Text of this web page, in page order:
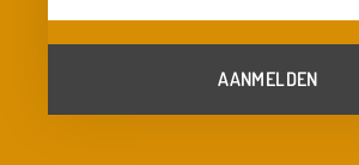
AANMELDEN